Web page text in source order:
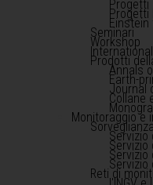
Progetti
Progetti
Seminari
Workshop
Prodotti
Annals
Earth-
Journal
Collane
Monitoraggio e
Sorveglianza
Servizio
Servizio
Servizio
Reti di